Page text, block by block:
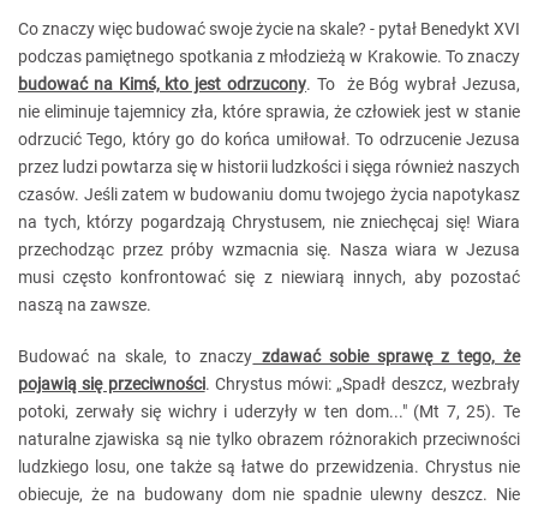
Co znaczy więc budować swoje życie na skale? - pytał Benedykt XVI
podczas pamiętnego spotkania z młodzieżą w Krakowie. To znaczy
budować na Kimś, kto jest odrzucony. To że Bóg wybrał Jezusa,
nie eliminuje tajemnicy zła, które sprawia, że człowiek jest w stanie
odrzucić Tego, który go do końca umiłował. To odrzucenie Jezusa
przez ludzi powtarza się w historii ludzkości i sięga również naszych
czasów. Jeśli zatem w budowaniu domu twojego życia napotykasz
na tych, którzy pogardzają Chrystusem, nie zniechęcaj się! Wiara
przechodząc przez próby wzmacnia się. Nasza wiara w Jezusa
musi często konfrontować się z niewiarą innych, aby pozostać
naszą na zawsze.
Budować na skale, to znaczy zdawać sobie sprawę z tego, że
pojawią się przeciwności. Chrystus mówi: „Spadł deszcz, wezbrały
potoki, zerwały się wichry i uderzyły w ten dom..." (Mt 7, 25). Te
naturalne zjawiska są nie tylko obrazem różnorakich przeciwności
ludzkiego losu, one także są łatwe do przewidzenia. Chrystus nie
obiecuje, że na budowany dom nie spadnie ulewny deszcz. Nie